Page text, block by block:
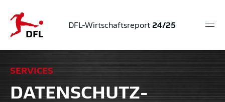
direkt
direkt
Hauptinhalt
direkt
Suche
DFL-Wirtschaftsreport24/25
SERVICES
DATENSCHUTZ­